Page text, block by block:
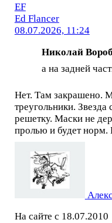
EF
Ed Flancer
08.07.2026, 11:24
Николай
а на задней
Нет. Там закрашено.
треугольники. Звезда
решетку. Маски не
пролью и будет норм.
На сайте с 18.07.2010